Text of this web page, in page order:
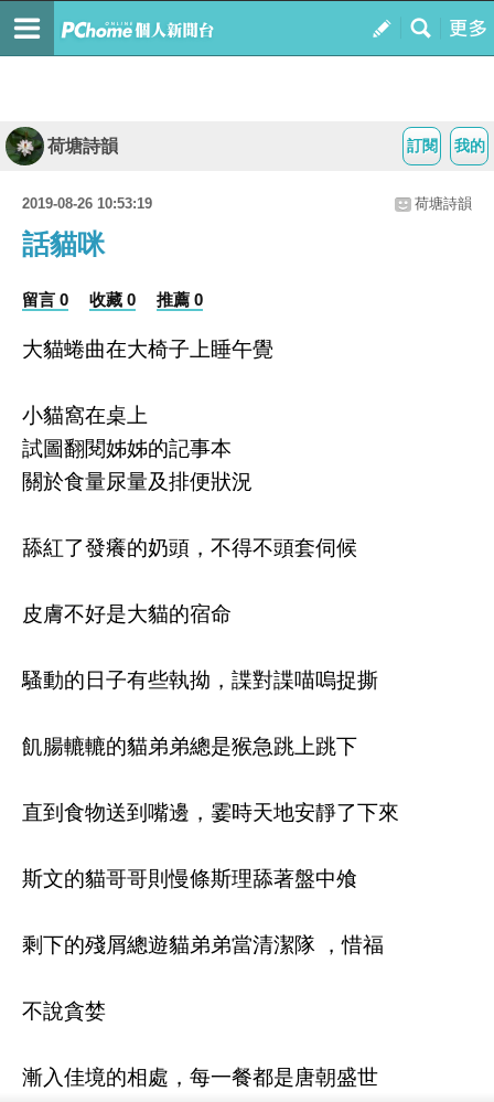
我的
訂閱
荷塘詩韻
2019-08-26 10:53:19 荷塘詩韻
話貓咪
留言 0 收藏 0 推薦 0
大貓蜷曲在大椅子上睡午覺
小貓窩在桌上
試圖翻閱姊姊的記事本
關於食量尿量及排便狀況
舔紅了發癢的奶頭，不得不頭套伺候
皮膚不好是大貓的宿命
騷動的日子有些執拗，諜對諜喵嗚捉撕
飢腸轆轆的貓弟弟總是猴急跳上跳下
直到食物送到嘴邊，霎時天地安靜了下來
斯文的貓哥哥則慢條斯理舔著盤中飧
剩下的殘屑總遊貓弟弟當清潔隊 ，惜福
不說貪婪
漸入佳境的相處，每一餐都是唐朝盛世